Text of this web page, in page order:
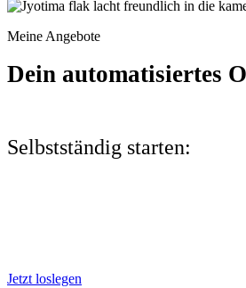
Meine Angebote
Dein automatisiertes
Selbstständig starten:
Jetzt loslegen